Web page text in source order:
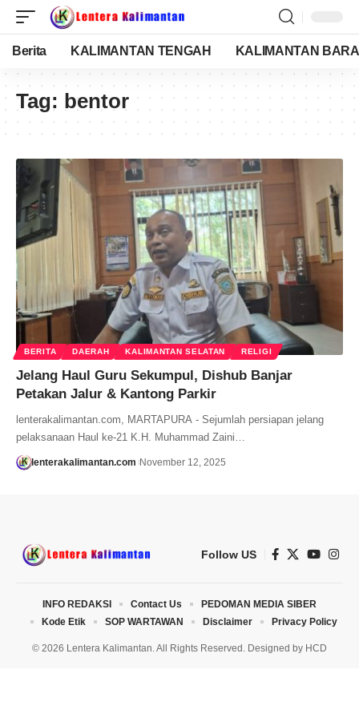
Berita KALIMANTAN TENGAH KALIMANTAN
Tag: bentor
BERITA DAERAH KALIMANTAN SELATAN RELIGI
Jelang Haul Guru Sekumpul, Dishub Banjar
Petakan Jalur & Kantong Parkir
lenterakalimantan.com, MARTAPURA - Sejumlah persiapan jelang
pelaksanaan Haul ke-21 K.H. Muhammad Zaini…
lenterakalimantan.com November 12, 2025
Follow US
© 2026 Lentera Kalimantan. All Rights Reserved. Designed by HCD
INFO REDAKSI Contact Us
PEDOMAN MEDIA SIBER
Kode Etik
SOP WARTAWAN Disclaimer Privacy Policy